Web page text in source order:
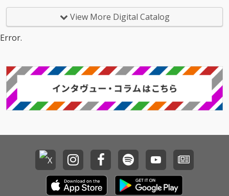
View More Digital Catalog
Error.